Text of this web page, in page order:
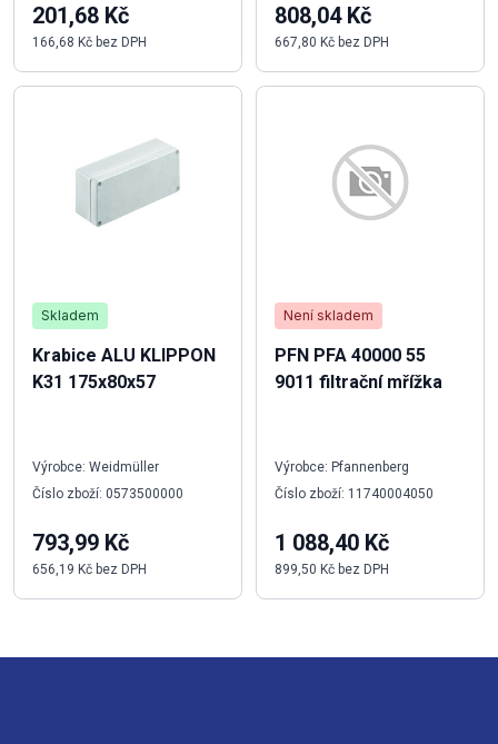
201,68 Kč
166,68 Kč bez DPH
Skladem
Krabice ALU KLIPPON
K31 175x80x57
Výrobce: Weidmüller
Číslo zboží: 0573500000
793,99 Kč
656,19 Kč bez DPH
808,04 Kč
667,80 Kč bez DPH
Není skladem
PFN PFA 40000 55
9011 filtrační mřížka
Výrobce: Pfannenberg
Číslo zboží: 11740004050
1 088,40 Kč
899,50 Kč bez DPH